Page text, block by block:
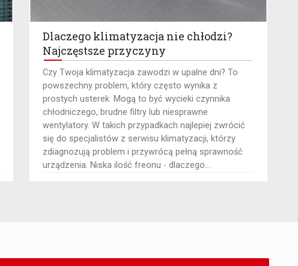
Dlaczego klimatyzacja nie chłodzi?
Najczęstsze przyczyny
​Czy Twoja klimatyzacja zawodzi w upalne dni? To
powszechny problem, który często wynika z
prostych usterek. Mogą to być wycieki czynnika
chłodniczego, brudne filtry lub niesprawne
wentylatory. W takich przypadkach najlepiej zwrócić
się do specjalistów z serwisu klimatyzacji, którzy
zdiagnozują problem i przywrócą pełną sprawność
urządzenia. Niska ilość freonu - dlaczego...